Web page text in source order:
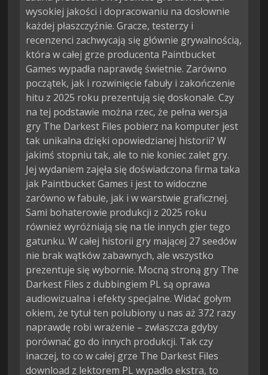
wysokiej jakości i dopracowaniu na dosłownie
każdej płaszczyźnie. Gracze, testerzy i
recenzenci zachwycają się głównie grywalnością,
która w całej grze producenta Paintbucket
Games wypadła naprawdę świetnie. Zarówno
początek, jak i rozwinięcie fabuły i zakończenie
hitu z 2025 roku prezentują się doskonale. Czy
na tej podstawie można rzec, że pełna wersja
gry The Darkest Files pobierz na komputer jest
tak unikalna dzięki opowiedzianej historii? W
jakimś stopniu tak, ale to nie koniec zalet gry.
Jej wydaniem zajęła się doświadczona firma taka
jak Paintbucket Games i jest to widoczne
zarówno w fabule, jak i w warstwie graficznej.
Sami bohaterowie produkcji z 2025 roku
również wyróżniają się na tle innych gier tego
gatunku. W całej historii gry mającej 27 seedów
nie brak wątków zabawnych, ale wszystko
prezentuje się wybornie. Mocną stroną gry The
Darkest Files z dubbingiem PL są oprawa
audiowizualna i efekty specjalne. Widać gołym
okiem, że tytuł ten polubiony u nas aż 372 razy
naprawdę robi wrażenie – zwłaszcza gdyby
porównać go do innych produkcji. Tak czy
inaczej, to co w całej grze The Darkest Files
download z lektorem PL wypadło ekstra, to